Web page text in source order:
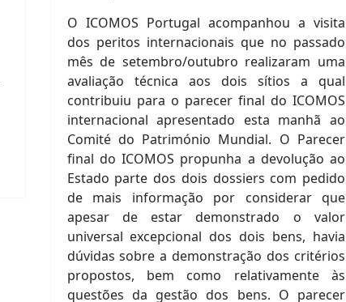
O ICOMOS Portugal acompanhou a visita
dos peritos internacionais que no passado
mês de setembro/outubro realizaram uma
avaliação técnica aos dois sítios a qual
contribuiu para o parecer final do ICOMOS
internacional apresentado esta manhã ao
Comité do Património Mundial. O Parecer
final do ICOMOS propunha a devolução ao
Estado parte dos dois dossiers com pedido
de mais informação por considerar que
apesar de estar demonstrado o valor
universal excepcional dos dois bens, havia
dúvidas sobre a demonstração dos critérios
propostos, bem como relativamente às
questões da gestão dos bens. O parecer